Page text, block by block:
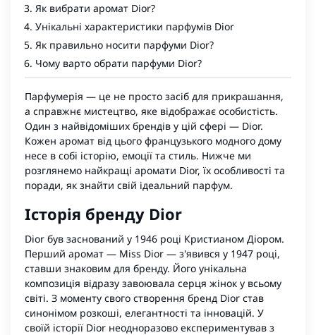
Як вибрати аромат Dior?
Унікальні характеристики парфумів Dior
Як правильно носити парфуми Dior?
Чому варто обрати парфуми Dior?
Парфумерія — це не просто засіб для прикрашання,
а справжнє мистецтво, яке відображає особистість.
Один з найвідоміших брендів у цій сфері — Dior.
Кожен аромат від цього французького модного дому
несе в собі історію, емоції та стиль. Нижче ми
розглянемо найкращі аромати Dior, їх особливості та
поради, як знайти свій ідеальний парфум.
Історія бренду Dior
Dior був заснований у 1946 році Кристианом Діором.
Перший аромат — Miss Dior — з'явився у 1947 році,
ставши знаковим для бренду. Його унікальна
композиція відразу завоювала серця жінок у всьому
світі. З моменту свого створення бренд Dior став
синонімом розкоші, елегантності та інновацій. У
своїй історії Dior неодноразово експериментував з